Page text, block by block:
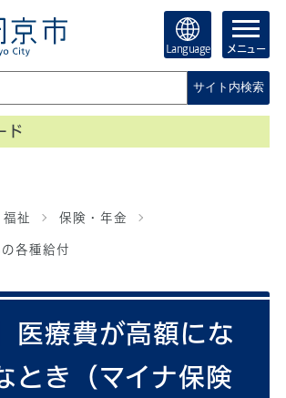
Language メニュー
サイト内検索
ド
福祉 保険・年金
各種給付
医療費が高額にな
とき（マイナ保険